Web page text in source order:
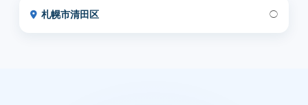
札幌市清田区 ◯